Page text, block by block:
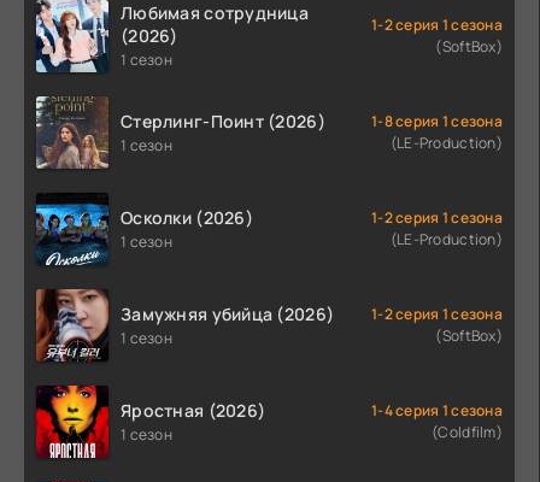
Любимая сотрудница
(2026)
1 сезон
1-2 серия 1 сезона
(SoftBox)
Стерлинг-Поинт (2026)
1 сезон
1-8 серия 1 сезона
(LE-Production)
Осколки (2026)
1 сезон
1-2 серия 1 сезона
(LE-Production)
Замужняя убийца (2026)
1 сезон
1-2 серия 1 сезона
(SoftBox)
Яростная (2026)
1 сезон
1-4 серия 1 сезона
(Coldfilm)